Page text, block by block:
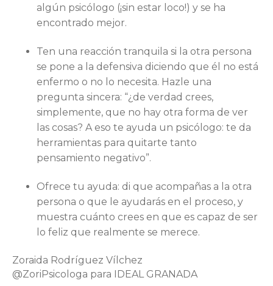
algún psicólogo (¡sin estar loco!) y se ha
encontrado mejor.
Ten una reacción tranquila si la otra persona
se pone a la defensiva diciendo que él no está
enfermo o no lo necesita. Hazle una
pregunta sincera: “¿de verdad crees,
simplemente, que no hay otra forma de ver
las cosas? A eso te ayuda un psicólogo: te da
herramientas para quitarte tanto
pensamiento negativo”.
Ofrece tu ayuda: di que acompañas a la otra
persona o que le ayudarás en el proceso, y
muestra cuánto crees en que es capaz de ser
lo feliz que realmente se merece.
Zoraida Rodríguez Vílchez
@ZoriPsicologa para IDEAL GRANADA